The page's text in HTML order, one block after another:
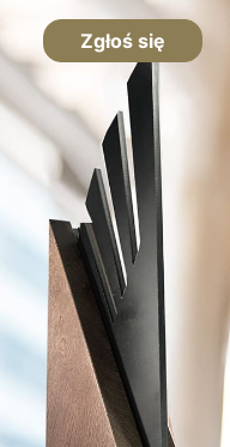
Zgłoś się